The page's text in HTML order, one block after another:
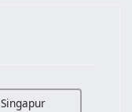
Singapur